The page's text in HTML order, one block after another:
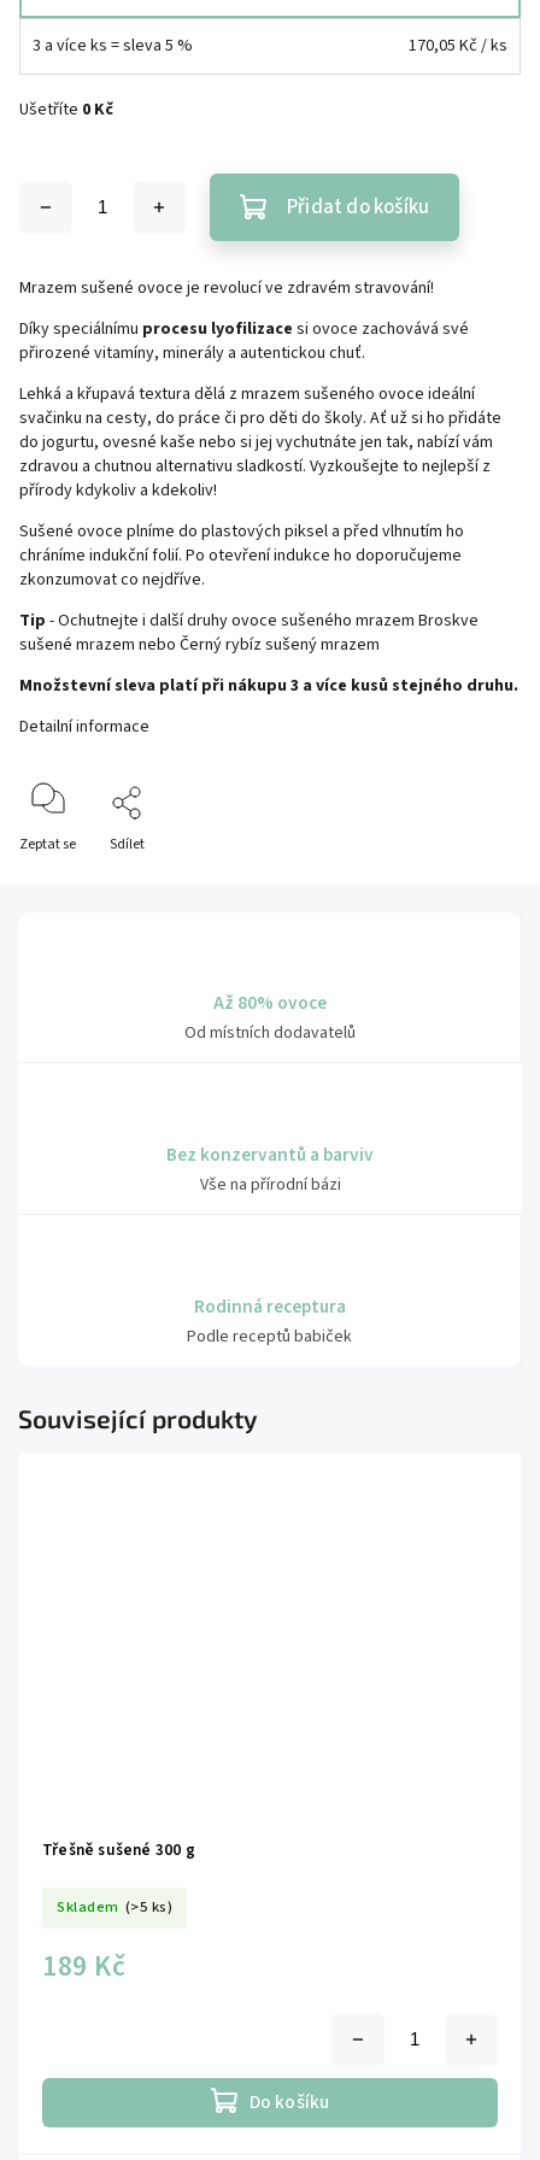
3 a více ks = sleva 5 % 170,05 Kč/ ks
Ušetříte 0 Kč
Přidat do košíku
Mrazem sušené ovoce je revolucí ve zdravém stravování!
Díky speciálnímu procesu lyofilizace si ovoce zachovává své
přirozené vitamíny, minerály a autentickou chuť.
Lehká a křupavá textura dělá z mrazem sušeného ovoce ideální
svačinku na cesty, do práce či pro děti do školy. Ať už si ho přidáte
do jogurtu, ovesné kaše nebo si jej vychutnáte jen tak, nabízí vám
zdravou a chutnou alternativu sladkostí. Vyzkoušejte to nejlepší z
přírody kdykoliv a kdekoliv!
Sušené ovoce plníme do plastových piksel a před vlhnutím ho
chráníme indukční folií. Po otevření indukce ho doporučujeme
zkonzumovat co nejdříve.
Tip - Ochutnejte i další druhy ovoce sušeného mrazem Broskve
sušené mrazem nebo Černý rybíz sušený mrazem
Množstevní sleva platí při nákupu 3 a více kusů stejného druhu.
Detailní informace
Zeptat se Sdílet
Až 80% ovoce
Od místních dodavatelů
Bez konzervantů a barviv
Vše na přírodní bázi
Rodinná receptura
Podle receptů babiček
Související produkty
Třešně sušené 300 g
Skladem (>5 ks)
189 Kč
Do košíku